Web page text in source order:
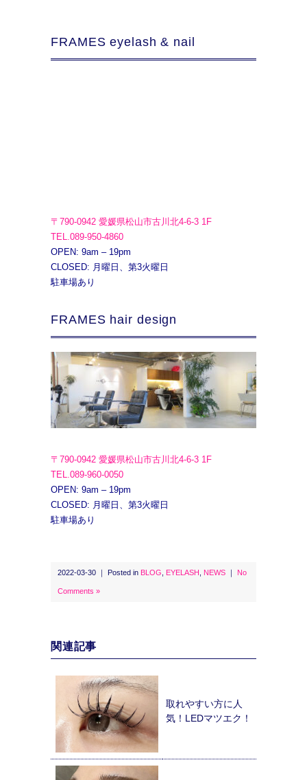
FRAMES eyelash & nail
〒790-0942 愛媛県松山市古川北4-6-3 1F
TEL.089-950-4860
OPEN: 9am – 19pm
CLOSED: 月曜日、第3火曜日
駐車場あり
FRAMES hair design
〒790-0942 愛媛県松山市古川北4-6-3 1F
TEL.089-960-0050
OPEN: 9am – 19pm
CLOSED: 月曜日、第3火曜日
駐車場あり
2022-03-30 ｜ Posted in BLOG EYELASH NEWS ｜ No
Comments »
関連記事
取れやすい方に人
気！LEDマツエク！